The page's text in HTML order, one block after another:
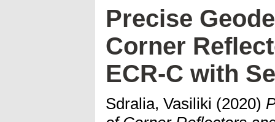
Precise
Corner
ECR-C with
Sdralia, Vasiliki (2020)